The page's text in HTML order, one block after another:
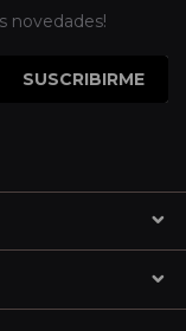
novedades!
SUSCRIBIRME